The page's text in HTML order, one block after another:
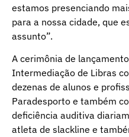
estamos presenciando
para a nossa cidade, que
assunto”.
A cerimônia de
Intermediação de Libras
dezenas de alunos e
Paradesporto e também
deficiência auditiva
atleta de slackline e